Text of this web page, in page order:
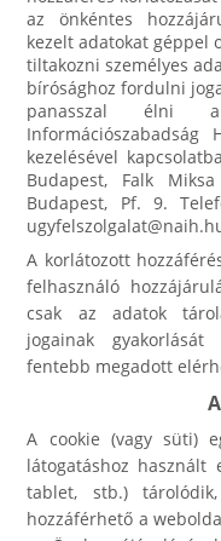
az önkéntes
kezelt adatokat géppel
tiltakozni személyes
bírósághoz fordulni
panasszal élni
Információszabadság
kezelésével
Budapest, Falk
Budapest, Pf. 9.
A korlátozott
felhasználó
csak az adatok
jogainak
fentebb megadott
A cookie (vagy süti)
látogatáshoz használt
tablet, stb.)
hozzáférhető a